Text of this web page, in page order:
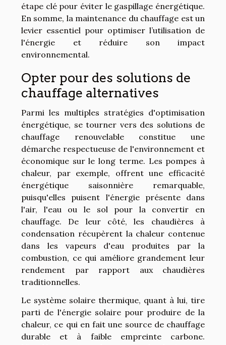
étape clé pour éviter le gaspillage énergétique.
En somme, la maintenance du chauffage est un
levier essentiel pour optimiser l’utilisation de
l'énergie et réduire son impact
environnemental.
Opter pour des solutions de
chauffage alternatives
Parmi les multiples stratégies d'optimisation
énergétique, se tourner vers des solutions de
chauffage renouvelable constitue une
démarche respectueuse de l'environnement et
économique sur le long terme. Les pompes à
chaleur, par exemple, offrent une efficacité
énergétique saisonnière remarquable,
puisqu'elles puisent l'énergie présente dans
l'air, l'eau ou le sol pour la convertir en
chauffage. De leur côté, les chaudières à
condensation récupèrent la chaleur contenue
dans les vapeurs d'eau produites par la
combustion, ce qui améliore grandement leur
rendement par rapport aux chaudières
traditionnelles.
Le système solaire thermique, quant à lui, tire
parti de l'énergie solaire pour produire de la
chaleur, ce qui en fait une source de chauffage
durable et à faible empreinte carbone.